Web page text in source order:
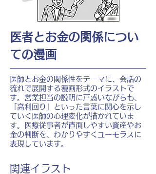
医者とお金の関係につい
ての漫画
医師とお金の関係性をテーマに、会話の
流れで展開する漫画形式のイラストで
す。営業担当の説明に戸惑いながらも、
「高利回り」といった言葉に関心を示し
ていく医師の心理変化が描かれていま
す。医療従事者が直面しやすい資産やお
金の判断を、わかりやすくユーモラスに
表現しています。
​関連イラスト